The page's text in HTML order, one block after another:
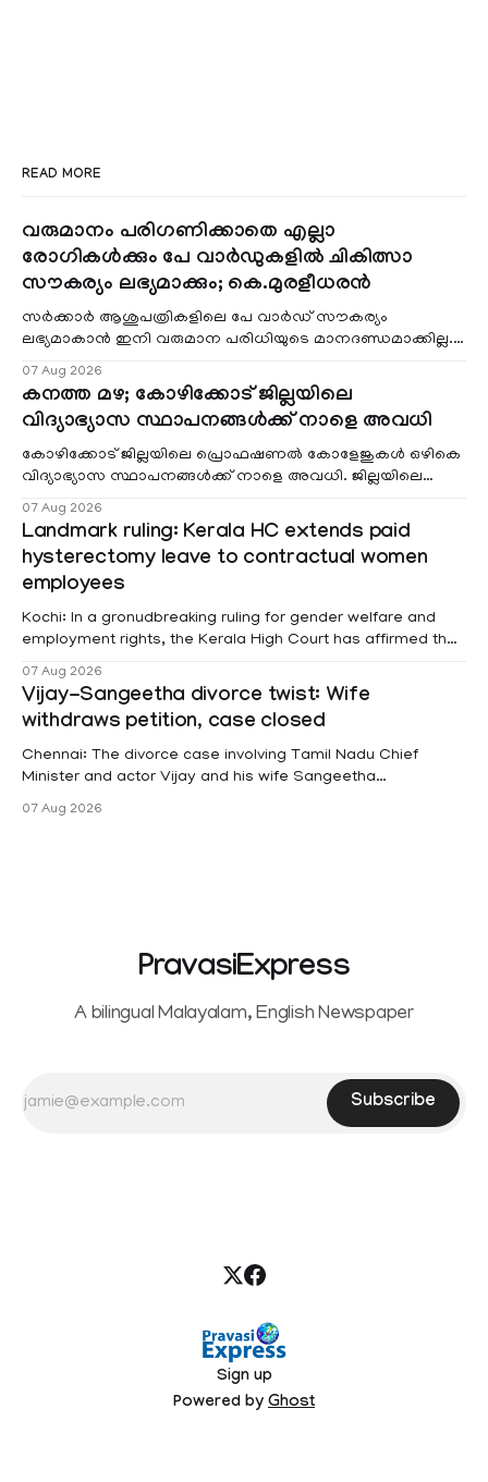
READ MORE
വരുമാനം പരിഗണിക്കാതെ എല്ലാ
രോഗികൾക്കും പേ വാർഡുകളിൽ ചികിത്സാ
സൗകര്യം ലഭ്യമാക്കും; കെ.മുരളീധരൻ
സർക്കാർ ആശുപത്രികളിലെ പേ വാർഡ് സൗകര്യം
ലഭ്യമാകാൻ ഇനി വരുമാന പരിധിയുടെ മാനദണ്ഡമാക്കില്ല.
07 Aug 2026
കനത്ത മഴ; കോഴിക്കോട് ജില്ലയിലെ
വിദ്യാഭ്യാസ സ്ഥാപനങ്ങൾക്ക് നാളെ അവധി
കോഴിക്കോട് ജില്ലയിലെ പ്രൊഫഷണൽ കോളേജുകൾ ഒഴികെ
വിദ്യാഭ്യാസ സ്ഥാപനങ്ങൾക്ക് നാളെ അവധി. ജില്ലയിലെ
07 Aug 2026
Landmark ruling: Kerala HC extends paid
hysterectomy leave to contractual women
employees
Kochi: In a gronudbreaking ruling for gender welfare and
employment rights, the Kerala High Court has affirmed that
projects are eligible for paid medical leave following
hysterectomy surgery under the Kerala Service Rules
(KSR). The court noted that since essential benefits like
maternity
07 Aug 2026
Vijay-Sangeetha divorce twist: Wife
withdraws petition, case closed
Chennai: The divorce case involving Tamil Nadu Chief
Minister and actor Vijay and his wife Sangeetha
Sowrnalingam has taken a new turn after Sangeetha
07 Aug 2026
PravasiExpress
A bilingual Malayalam, English Newspaper
Subscribe
Sign up
Powered by Ghost